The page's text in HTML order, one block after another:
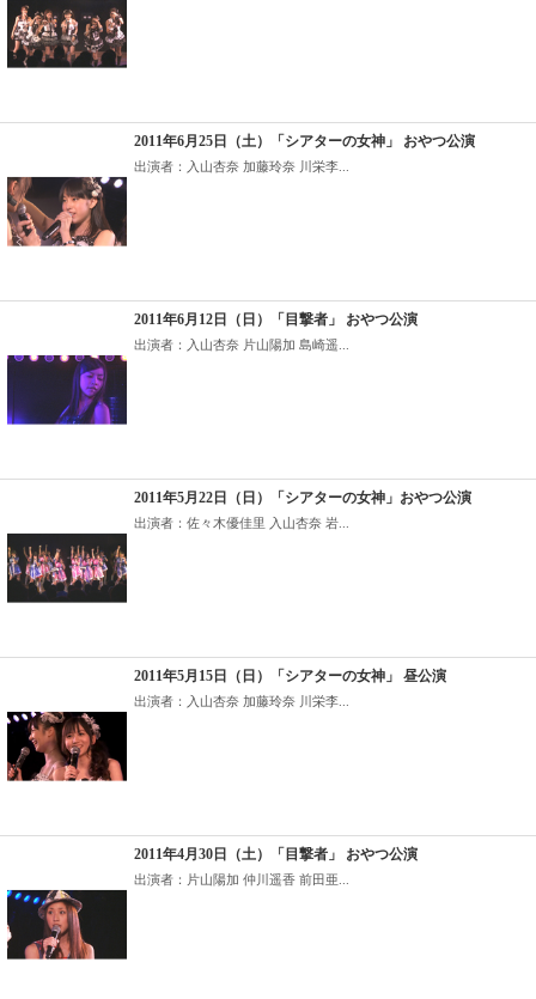
2011年6月25日（土）「シアターの女神」 おやつ公演
出演者：入山杏奈 加藤玲奈 川栄李...
2011年6月12日（日）「目撃者」 おやつ公演
出演者：入山杏奈 片山陽加 島崎遥...
2011年5月22日（日）「シアターの女神」おやつ公演
出演者：佐々木優佳里 入山杏奈 岩...
2011年5月15日（日）「シアターの女神」 昼公演
出演者：入山杏奈 加藤玲奈 川栄李...
2011年4月30日（土）「目撃者」 おやつ公演
出演者：片山陽加 仲川遥香 前田亜...